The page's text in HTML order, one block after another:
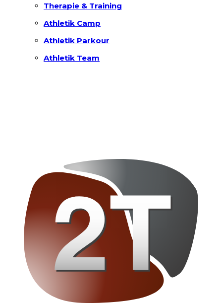
Therapie & Training
Athletik Camp
Athletik Parkour
Athletik Team